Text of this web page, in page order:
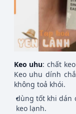
Keo uhu: chất
Keo uhu dính
không toả khói.
dùng tốt khi dán
keo lạnh.